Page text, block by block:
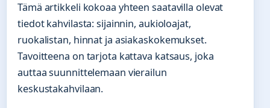
Tämä artikkeli kokoaa yhteen saatavilla olevat
tiedot kahvilasta: sijainnin, aukioloajat,
ruokalistan, hinnat ja asiakaskokemukset.
Tavoitteena on tarjota kattava katsaus, joka
auttaa suunnittelemaan vierailun
keskustakahvilaan.